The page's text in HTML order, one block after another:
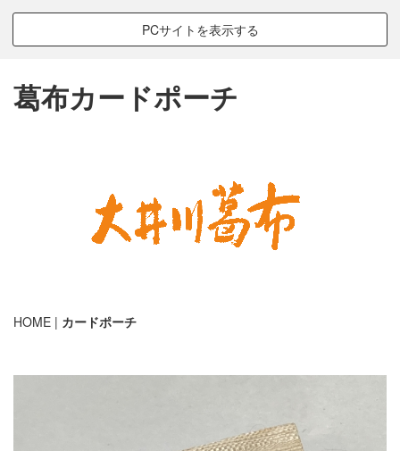
PCサイトを表示する
葛布カードポーチ
HOME | カードポーチ